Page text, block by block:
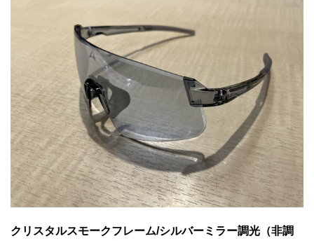
クリスタルスモークフレーム/シルバーミラー調光（非調